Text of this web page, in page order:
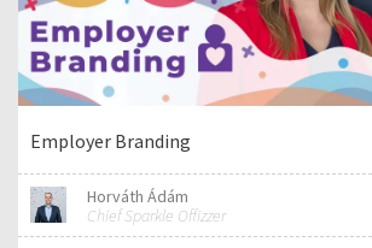
Employer Branding
Horváth Ádám
Chief Sparkle Offizzer